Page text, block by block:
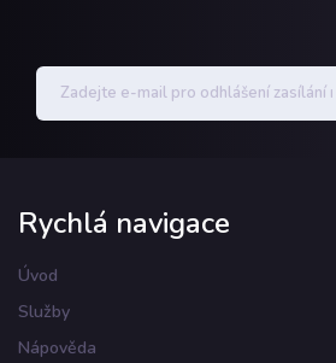
Rychlá navigace
Úvod
Služby
Nápověda